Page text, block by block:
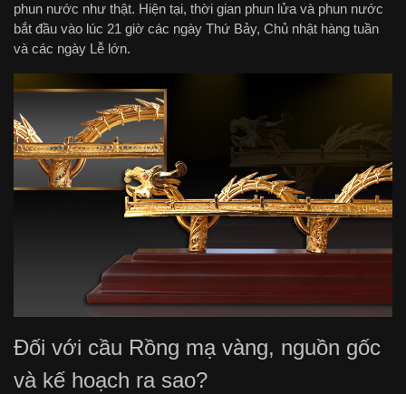
phun nước như thật. Hiện tại, thời gian phun lửa và phun nước
bắt đầu vào lúc 21 giờ các ngày Thứ Bảy, Chủ nhật hàng tuần
và các ngày Lễ lớn.
Đối với cầu Rồng mạ vàng, nguồn gốc
và kế hoạch ra sao?